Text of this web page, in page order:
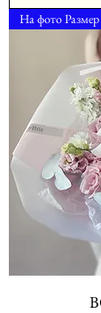
На фото